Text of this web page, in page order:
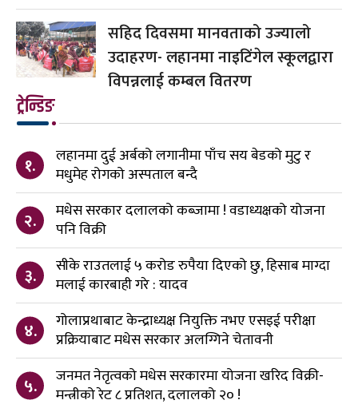
सहिद दिवसमा मानवताको उज्यालो
उदाहरण- लहानमा नाइटिंगेल स्कूलद्वारा
विपन्नलाई कम्बल वितरण
ट्रेन्डिङ
१.
लहानमा दुई अर्बको लगानीमा पाँच सय बेडको मुटु र
मधुमेह रोगको अस्पताल बन्दै
२.
मधेस सरकार दलालको कब्जामा ! वडाध्यक्षको योजना
पनि विक्री
३.
सीके राउतलाई ५ करोड रुपैया दिएको छु, हिसाब माग्दा
मलाई कारबाही गरे : यादव
४.
गोलाप्रथाबाट केन्द्राध्यक्ष नियुक्ति नभए एसइई परीक्षा
प्रक्रियाबाट मधेस सरकार अलग्गिने चेतावनी
५.
जनमत नेतृत्वको मधेस सरकारमा योजना खरिद विक्री-
मन्त्रीको रेट ८ प्रतिशत, दलालको २० !